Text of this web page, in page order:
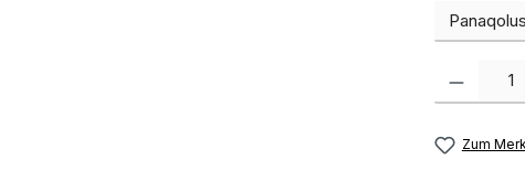
Varianten
Zum